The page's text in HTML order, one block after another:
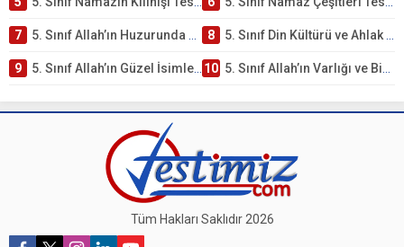
7 5. Sınıf Allah’ın Huzurunda Olmak – Namaz İbadeti Testi 8 5. Sınıf Din Kültürü ve Ahlak Bilgisi 1. Ünite: Allah İnancı Çalışmaları
9 5. Sınıf Allah’ın Güzel İsimleri Testi – Online Çöz 10 5. Sınıf Allah’ın Varlığı ve Birliği Testi – Online Çöz
Tüm Hakları Saklıdır 2026